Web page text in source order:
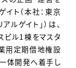
ト（本社：東京
ルゲイト」）は、
ビル1棟をマスタ
用定期借地権設
体開発へ着手し